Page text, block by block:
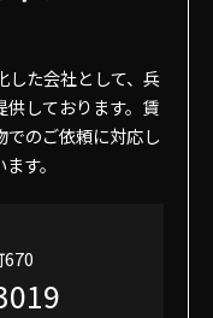
した会社として、兵
供しております。賃
でのご依頼に対応し
す。